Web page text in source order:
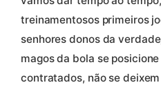
treinamentosos primeiros
senhores donos da
magos da bola se
contratados, não se